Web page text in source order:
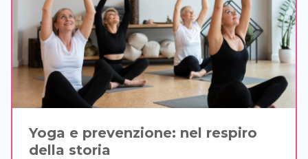
Yoga e prevenzione: nel respiro
della storia